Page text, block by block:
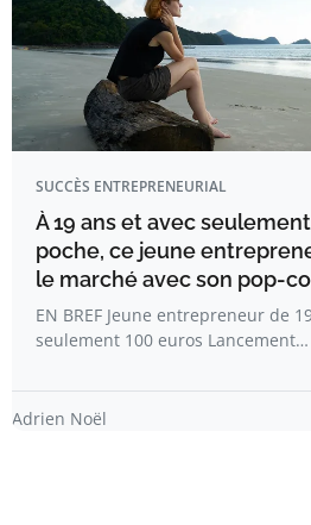
SUCCÈS ENTREPRENEURIAL
À 19 ans et avec
poche, ce jeune
le marché avec son pop-
EN BREF Jeune entrepreneur de
seulement 100 euros Lancement…
Adrien Noël